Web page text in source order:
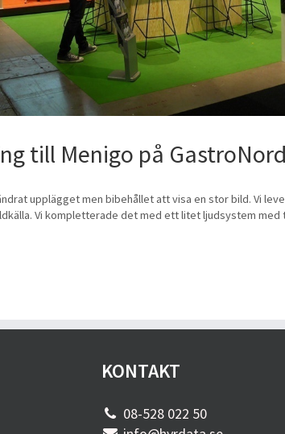
till Menigo på
upplägget men bibehållet att visa en stor bild. Vi
Vi kompletterade det med ett litet ljudsystem
KONTAKT
08-528 022 50